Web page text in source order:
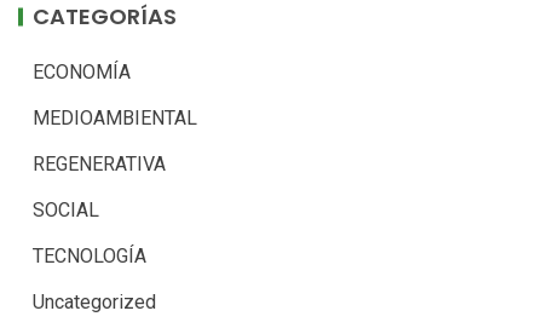
CATEGORÍAS
ECONOMÍA
MEDIOAMBIENTAL
REGENERATIVA
SOCIAL
TECNOLOGÍA
Uncategorized